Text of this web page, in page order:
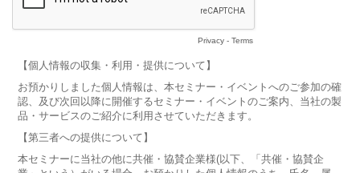
Privacy- Terms
【個人情報の収集・利用・提供について】
お預かりしました個人情報は、本セミナー・イベントへのご参加の確
認、及び次回以降に開催するセミナー・イベントのご案内、当社の製
品・サービスのご紹介に利用させていただきます。
【第三者への提供について】
本セミナーに当社の他に共催・協賛企業様(以下、「共催・協賛企